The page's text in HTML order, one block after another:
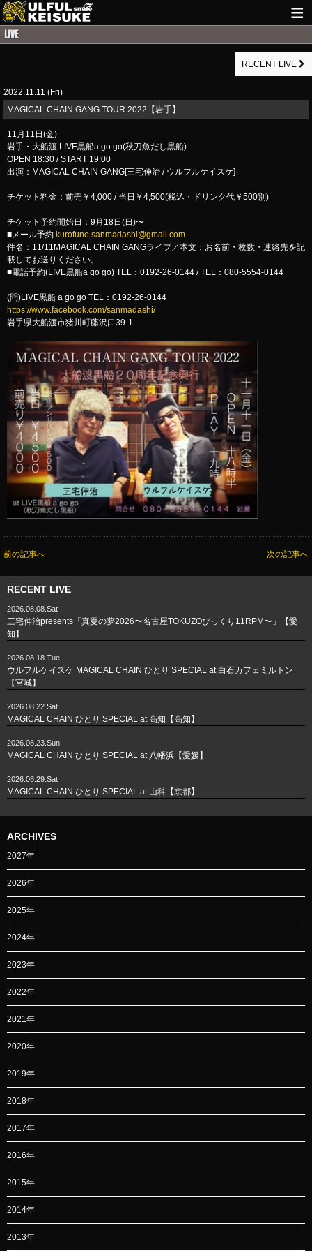
GUITAR WORKS
ITEM
MAIL
RECENT LIVE
2022.11.11 (Fri)
​MAGICAL CHAIN GANG TOUR 2022【岩手】
11月11日(金)
岩手・大船渡 LIVE黒船a go go(秋刀魚だし黒船)
OPEN 18:30 / START 19:00
出演：MAGICAL CHAIN GANG[三宅伸治 / ウルフルケイスケ]
チケット料金：前売￥4,000 / 当日￥4,500(税込・ドリンク代￥500別)
チケット予約開始日：9月18日(日)〜
■メール予約 kurofune.sanmadashi@gmail.com
件名：11/11MAGICAL CHAIN GANGライブ／本文：お名前・枚数・連絡先を記
載してお送りください。
■電話予約(LIVE黒船a go go) TEL：0192-26-0144 / TEL：080-5554-0144
(問)LIVE黒船 a go go TEL：0192-26-0144
https://www.facebook.com/sanmadashi/
岩手県大船渡市猪川町藤沢口39-1
前の記事へ 次の記事へ
RECENT LIVE
2026.08.08.Sat
三宅伸治presents「真夏の夢2026〜名古屋TOKUZOびっくり11RPM〜」【愛
知】
2026.08.18.Tue
ウルフルケイスケ MAGICAL CHAIN ひとり SPECIAL at 白石カフェミルトン
【宮城】
2026.08.22.Sat
MAGICAL CHAIN ひとり SPECIAL at 高知【高知】
2026.08.23.Sun
MAGICAL CHAIN ひとり SPECIAL at 八幡浜【愛媛】
2026.08.29.Sat
MAGICAL CHAIN ひとり SPECIAL at 山科【京都】
ARCHIVES
2027年
2026年
2025年
2024年
2023年
2022年
2021年
2020年
2019年
2018年
2017年
2016年
2015年
2014年
2013年